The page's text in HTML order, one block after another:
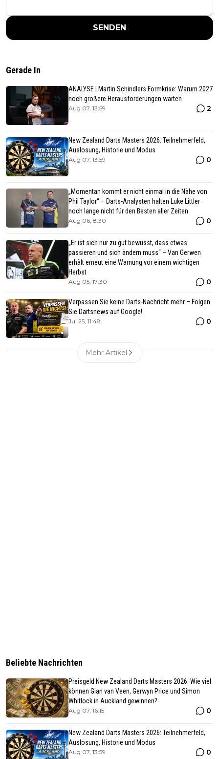
SENDEN
Gerade In
ANALYSE | Martin Schindlers Formkrise: Warum 2027
noch größere Herausforderungen warten
Aug 07, 13:59 2
New Zealand Darts Masters 2026: Teilnehmerfeld,
Auslosung, Historie und Modus
Aug 07, 13:59 0
„Momentan kommt er nicht einmal in die Nähe von
Phil Taylor“ – Darts-Analysten halten Luke Littler
noch lange nicht für den Besten aller Zeiten
Aug 06, 8:30 0
„Er ist sich nur zu gut bewusst, dass etwas
passieren und sich ändern muss“ – Van Gerwen
erhält erneut eine Warnung vor einem wichtigen
Herbst
Aug 05, 17:30 0
Verpassen Sie keine Darts-Nachricht mehr – Folgen
Sie Dartsnews auf Google!
Jul 25, 11:48 0
Mehr Artikel
Beliebte Nachrichten
Preisgeld New Zealand Darts Masters 2026: Wie viel
können Gian van Veen, Gerwyn Price und Simon
Whitlock in Auckland gewinnen?
Aug 07, 16:15 0
New Zealand Darts Masters 2026: Teilnehmerfeld,
Auslosung, Historie und Modus
Aug 07, 13:59 0